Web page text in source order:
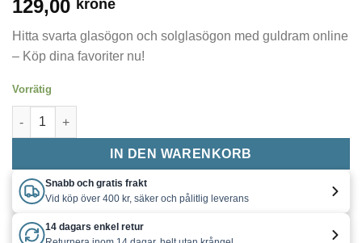
129,00 krone
Hitta svarta glasögon och solglasögon med guldram online
– Köp dina favoriter nu!
Vorrätig
Glasögon / Solglasögon svarta med guld Menge
IN DEN WARENKORB
Snabb och gratis frakt
Vid köp över 400 kr, säker och pålitlig leverans
14 dagars enkel retur